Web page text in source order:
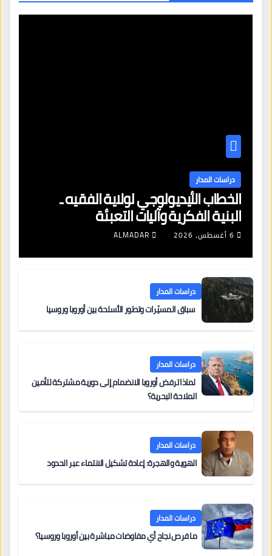
دراسات المدار
الخطاب الأيديولوجي لولاية الفقيه ـ
البنية الفكرية وآليات التعبئة
6 أغسطس، 2026 ALMADAR
دراسات المدار
سباق المسيّرات وتطور الأسلحة بين أوروبا وروسيا
دراسات المدار
لماذا ترفض أوروبا الانضمام إلى دورية مشتركة لتأمين
الملاحة البحرية؟
دراسات المدار
الهوية والهجرة: إعادة تشكيل الانتماء عبر الحدود
دراسات المدار
ما فرص نجاح أي مفاوضات مباشرة بين أوروبا وروسيا؟